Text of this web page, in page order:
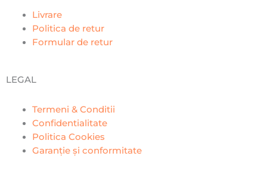
Livrare
Politica de retur
Formular de retur
LEGAL
Termeni & Conditii
Confidentialitate
Politica Cookies
Garanție și conformitate